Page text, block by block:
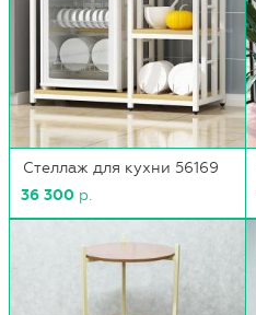
Стеллаж для кухни 56169
36 300 р.